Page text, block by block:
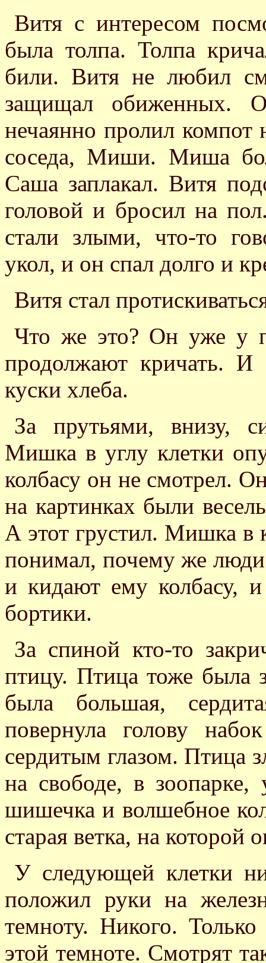
Витя с интересом
была толпа. Толпа
били. Витя не любил
защищал обиженных.
нечаянно пролил компот
соседа, Миши. Миша
Саша заплакал. Витя
головой и бросил на
стали злыми, что-то
укол, и он спал долго и
Витя стал
Что же это? Он уже у
продолжают кричать. И
куски хлеба.
За прутьями, внизу,
Мишка в углу клетки
колбасу он не смотрел.
на картинках были
А этот грустил. Мишка в
понимал, почему же люди
и кидают ему колбасу,
бортики.
За спиной кто-то
птицу. Птица тоже была
была большая,
повернула голову
сердитым глазом. Птица
на свободе, в
шишечка и волшебное
старая ветка, на которой
У следующей клетки
положил руки на
темноту. Никого.
этой темноте. Смотрят